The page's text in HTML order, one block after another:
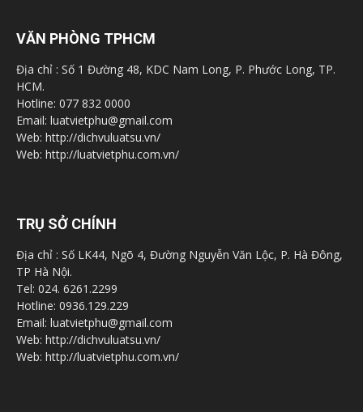
VĂN PHÒNG TPHCM
Địa chỉ : Số 1 Đường 48, KDC Nam Long, P. Phước Long, TP.
HCM.
Hotline: 077 832 0000
Email: luatvietphu@gmail.com
Web: http://dichvuluatsu.vn/
Web: http://luatvietphu.com.vn/
TRỤ SỞ CHÍNH
Địa chỉ : Số LK44, Ngõ 4, Đường Nguyễn Văn Lộc, P. Hà Đông,
TP Hà Nội.
Tel: 024. 6261.2299
Hotline: 0936.129.229
Email: luatvietphu@gmail.com
Web: http://dichvuluatsu.vn/
Web: http://luatvietphu.com.vn/